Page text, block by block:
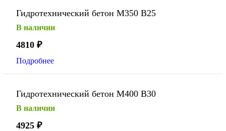
Гидротехнический бетон М350 В25
В наличии
4810 ₽
Подробнее
Гидротехнический бетон М400 В30
В наличии
4925 ₽